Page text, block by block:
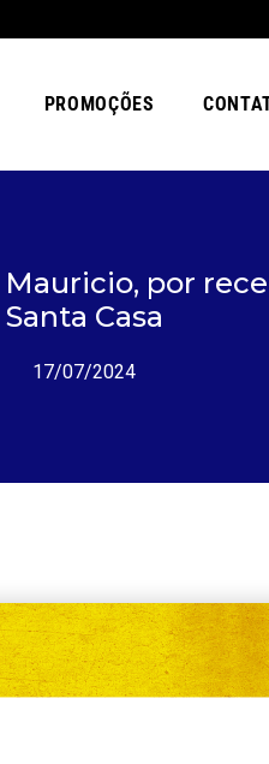
PROMOÇÕES
por
Santa Casa
17/07/2024